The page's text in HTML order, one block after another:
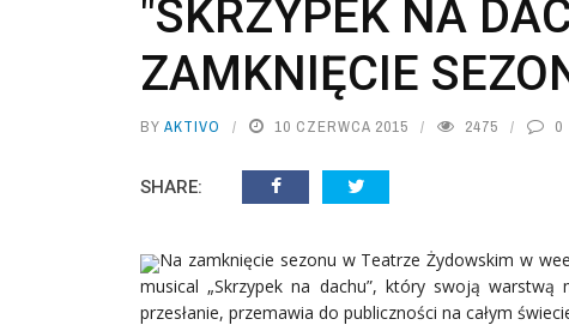
"SKRZYPEK NA
ZAMKNIĘCIE
BY AKTIVO 10 CZERWCA 2015 2475 0
SHARE:
Na zamknięcie sezonu w Teatrze Żydowskim w
musical „Skrzypek na dachu”, który swoją
przesłanie, przemawia do publiczności na całym